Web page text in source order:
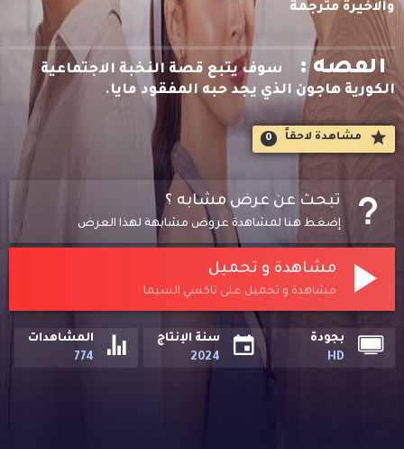
والاخيرة مترجمة
القصه :
سوف يتبع قصة النخبة الاجتماعية
الكورية هاجون الذي يجد حبه المفقود مايا.
مشاهدة لاحقاََ 0
تبحث عن عرض مشابه ؟
إضغط هنا لمشاهدة عروض مشابهة لهذا العرض
مشاهدة و تحميل
مشاهدة و تحميل على تاكسي السيما
بجودة
HD
سنة الإنتاج
2024
المشاهدات
774